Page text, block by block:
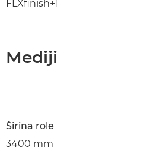
FLXfinish+1
Mediji
Širina role
3400 mm